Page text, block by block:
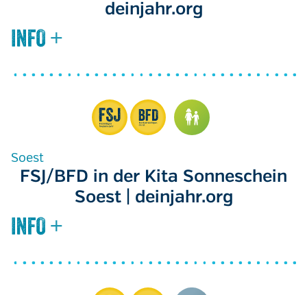
deinjahr.org
Soest
FSJ/BFD in der Kita Sonneschein
Soest | deinjahr.org